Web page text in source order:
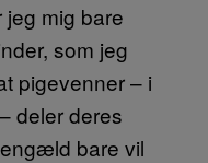
mig bare
som jeg
pigevenner – i
deler deres
bare vil